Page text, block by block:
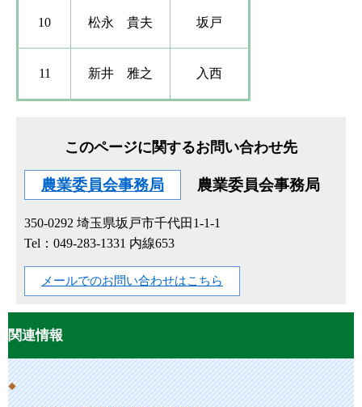
10 松永 貴夫​​ 坂戸
11 新井 雅之 入西
このページに関するお問い合わせ先
農業委員会事務局 農業委員会事務局
350-0292 埼玉県坂戸市千代田1-1-1
Tel：049-283-1331 内線653
メールでのお問い合わせはこちら
関連情報